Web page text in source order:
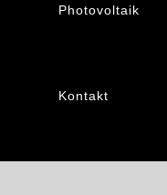
Photovoltaik
Kontakt